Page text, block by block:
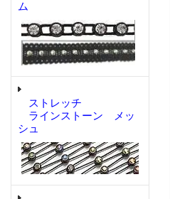
ム
ストレッチ
ラインストーン メッ
シュ